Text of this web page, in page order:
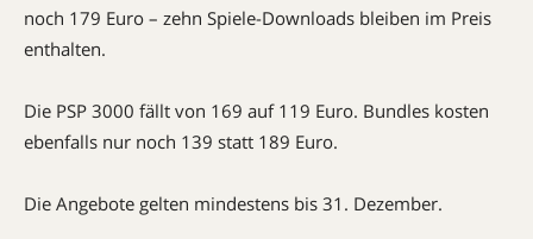
noch 179 Euro – zehn Spiele-Downloads bleiben im Preis
enthalten.
Die PSP 3000 fällt von 169 auf 119 Euro. Bundles kosten
ebenfalls nur noch 139 statt 189 Euro.
Die Angebote gelten mindestens bis 31. Dezember.